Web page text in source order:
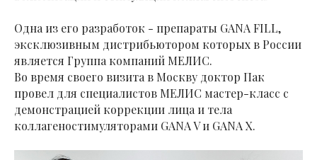
Одна из его разработок - препараты GANA FILL,
эксклюзивным дистрибьютором которых в России
является Группа компаний МЕЛИС.
Во время своего визита в Москву доктор Пак
провел для специалистов МЕЛИС мастер-класс с
демонстрацией коррекции лица и тела
коллагеностимуляторами GANA V и GANA X.